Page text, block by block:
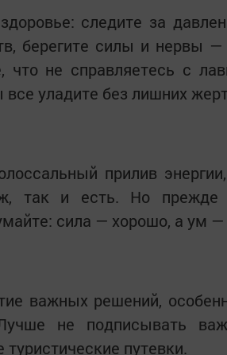
следите за
берегите силы и нервы
что не справляетесь с
все уладите без лишних
прилив
так и есть. Но прежде
сила — хорошо, а ум
важных решений,
не подписывать
путевки.